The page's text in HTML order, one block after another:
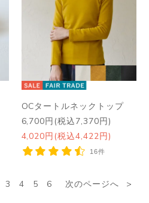
OCタートルネックトップ
6,700円(税込7,370円)
4,020円(税込4,422円)
16件
3 4 5 6 次のページへ